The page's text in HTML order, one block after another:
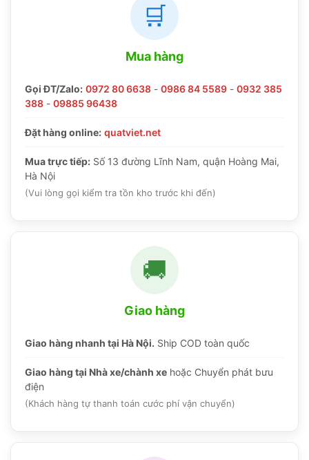
🛒
Mua hàng
Gọi ĐT/Zalo: 0972 80 6638 - 0986 84 5589 - 0932 385
388 - 09885 96438
Đặt hàng online: quatviet.net
Mua trực tiếp: Số 13 đường Lĩnh Nam, quận Hoàng Mai,
Hà Nội
(Vui lòng gọi kiểm tra tồn kho trước khi đến)
🚚
Giao hàng
Giao hàng nhanh tại Hà Nội. Ship COD toàn quốc
Giao hàng tại Nhà xe/chành xe hoặc Chuyển phát bưu
điện
(Khách hàng tự thanh toán cước phí vận chuyển)